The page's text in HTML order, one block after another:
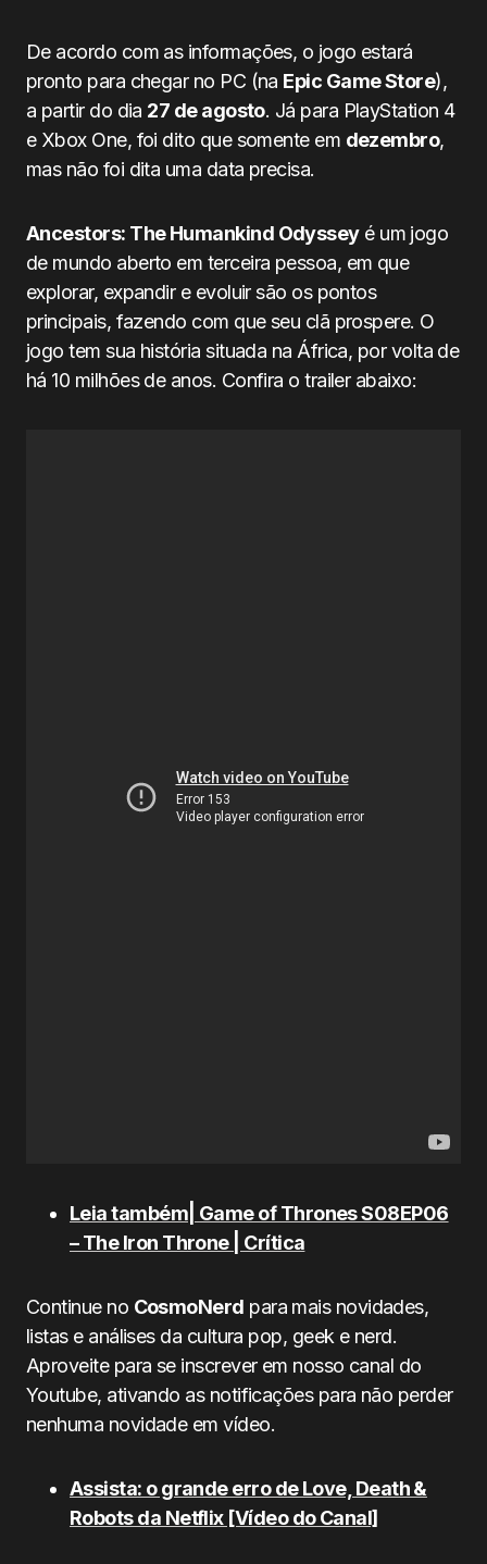
De acordo com as informações, o jogo estará
pronto para chegar no PC (na Epic Game Store),
a partir do dia 27 de agosto. Já para PlayStation 4
e Xbox One, foi dito que somente em dezembro,
mas não foi dita uma data precisa.
Ancestors: The Humankind Odysseyé um jogo
de mundo aberto em terceira pessoa, em que
explorar, expandir e evoluir são os pontos
principais, fazendo com que seu clã prospere. O
jogo tem sua história situada na África, por volta de
há 10 milhões de anos. Confira o trailer abaixo:
Leia também| Game of Thrones S08EP06
– The Iron Throne | Crítica
Continue no CosmoNerd para mais novidades,
listas e análises da cultura pop, geek e nerd.
Aproveite para se inscrever em nosso canal do
Youtube, ativando as notificações para não perder
nenhuma novidade em vídeo.
Assista: o grande erro de Love, Death &
Robots da Netflix [Vídeo do Canal]